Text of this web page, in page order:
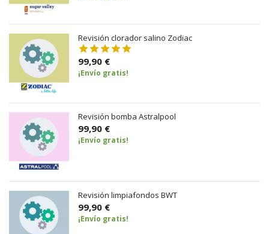
Revisión clorador salino Zodiac
99,90 €
¡Envío gratis!
Revisión bomba Astralpool
99,90 €
¡Envío gratis!
Revisión limpiafondos BWT
99,90 €
¡Envío gratis!